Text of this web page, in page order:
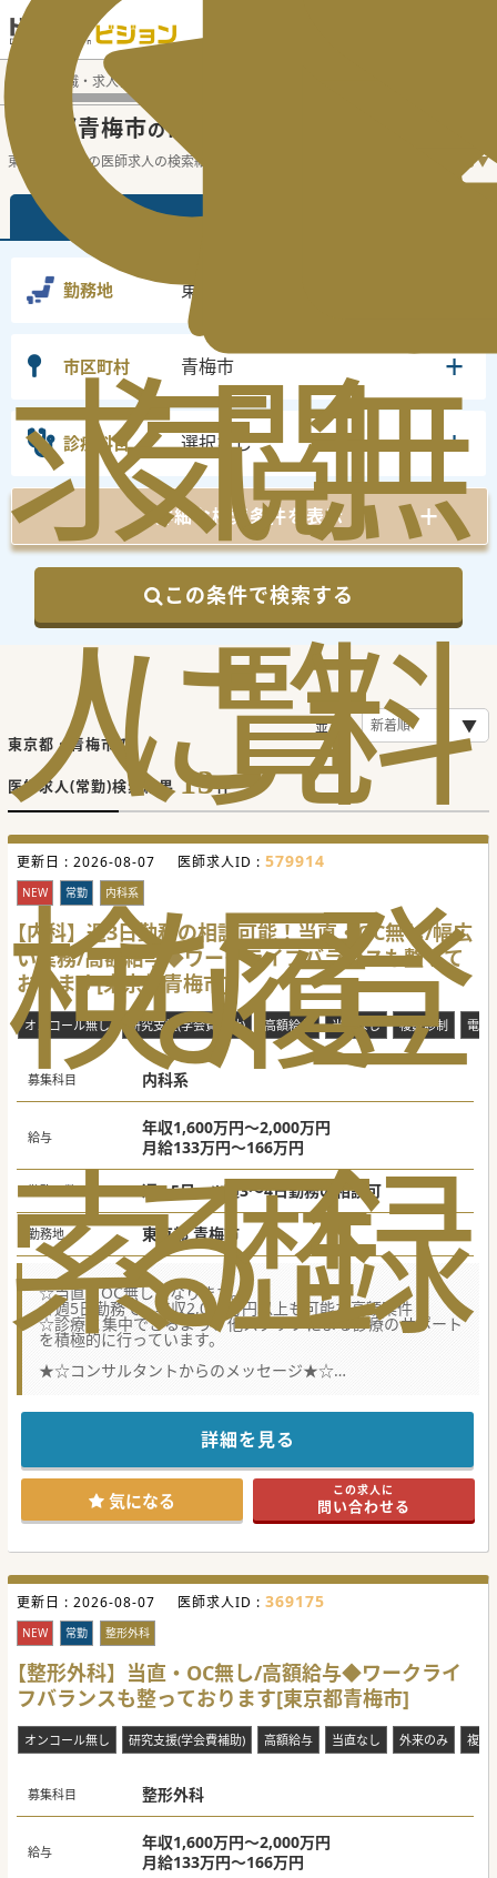
求
人
検
索
気
に
な
る
閲
覧
履
歴
無
料
登
録
医師転職・求人募集TOP
東京都青梅市の常勤医師求人・転職情報
東京都の常勤の医師求人の検索結果です。 続きを読む▼
勤務地 東京都
市区町村 青梅市
診療科目 選択なし
詳細な検索条件を表示
この条件で検索する
東京都・青梅市の
医師求人(常勤)検索結果 13件
並び順
更新日 : 2026-08-07 医師求人ID : 579914
NEW 常勤 内科系
【内科】週3日勤務の相談可能！当直・OC無し/幅広
い業務/高額給与◆ワークライフバランスも整って
おります[東京都青梅市]
オンコール無し 研究支援(学会費補助) 高額給与 当直なし 複数診制 電子
募集科目 内科系
給与
年収1,600万円～2,000万円
月給133万円～166万円
勤務日数 週4.5日 ※週3～4日勤務の相談可
勤務地 東京都 青梅市
☆当直・OC無しになります。
☆週5日勤務で、年収2,000万円以上も可能な高額案件！
☆診療に集中できるよう、他スタッフによる診療のサポート
を積極的に行っています。
★☆コンサルタントからのメッセージ★☆
半世紀以上に渡って、地域に密着した医療を提供してきまし
ドクターが働きやすい環境作りに力を入れており、当直や休
日の対応がありません。
患者様の来院が多い日中に、医師が診療に専念できるような
体制が整えられています。
JR中央線の快特のご利用で、都内からも通いやすく、実際に
都内から通勤されている先生もいらっしゃいます。
原則週4.5日勤務となりますが、週3～4日勤務の相談も可能
です。また、子育て中の先生には短時間勤務も相談可能にな
医師体制は、常勤医師6名、非常勤医師2名です。
#秋入職可
詳細を見る
気になる この求人に
問い合わせる
更新日 : 2026-08-07 医師求人ID : 369175
NEW 常勤 整形外科
【整形外科】当直・OC無し/高額給与◆ワークライ
フバランスも整っております[東京都青梅市]
オンコール無し 研究支援(学会費補助) 高額給与 当直なし 外来のみ 複数
募集科目 整形外科
給与
年収1,600万円～2,000万円
月給133万円～166万円